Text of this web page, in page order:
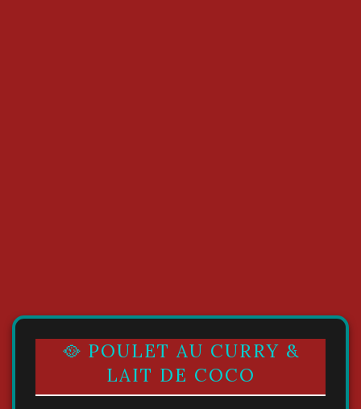
🥘 POULET AU CURRY &
LAIT DE COCO